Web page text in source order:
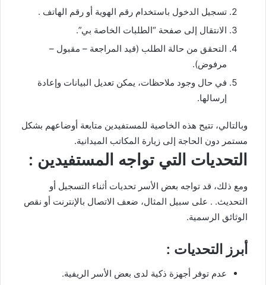
تسجيل الدخول باستخدام رقم الهوية أو رقم الهاتف .
الانتقال إلى صفحة “الطلبات الخاصة بي”.
التحقق من حالة الطلب (قيد المراجعة – مقبول –
مرفوض).
في حال وجود ملاحظات، يمكن تعديل البيانات وإعادة
إرسالها.
وبالتالي، تتيح هذه الخاصية للمستفيدين متابعة أوضاعهم بشكل
مستمر دون الحاجة إلى زيارة المكاتب الميدانية.
التحديات التي تواجه المستفيدين :
ومع ذلك، قد تواجه بعض الأسر تحديات أثناء التسجيل أو
التحديث. . على سبيل المثال، ضعف الاتصال بالإنترنت أو نقص
الوثائق الرسمية.
أبرز التحديات :
عدم توفر أجهزة ذكية لدى بعض الأسر الريفية.